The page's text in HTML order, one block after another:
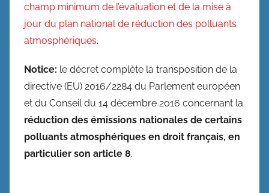
champ minimum de l’évaluation et de la mise à
jour du plan national de réduction des polluants
atmosphériques.
Notice: le décret complète la transposition de la
directive (EU) 2016/2284 du Parlement européen
et du Conseil du 14 décembre 2016 concernant la
réduction des émissions nationales de certains
polluants atmosphériques en droit français, en
particulier son article 8.